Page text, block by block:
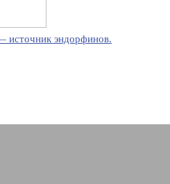
эндорфинов.